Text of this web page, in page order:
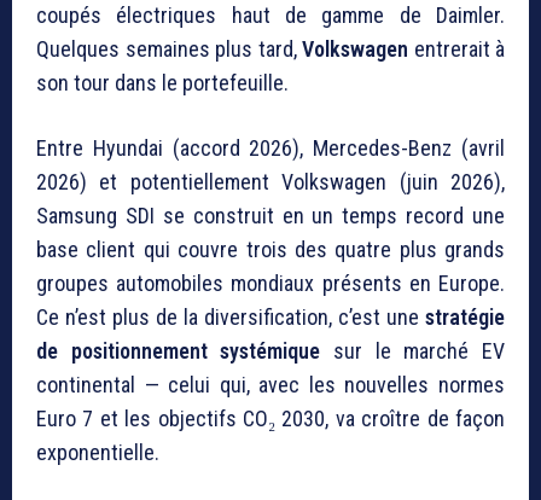
coupés électriques haut de gamme de Daimler.
Quelques semaines plus tard,Volkswagen entrerait à
son tour dans le portefeuille.
Entre Hyundai (accord 2026), Mercedes-Benz (avril
2026) et potentiellement Volkswagen (juin 2026),
Samsung SDI se construit en un temps record une
base client qui couvre trois des quatre plus grands
groupes automobiles mondiaux présents en Europe.
Ce n’est plus de la diversification, c’est une stratégie
de positionnement systémique sur le marché EV
continental — celui qui, avec les nouvelles normes
Euro 7 et les objectifs CO₂ 2030, va croître de façon
exponentielle.